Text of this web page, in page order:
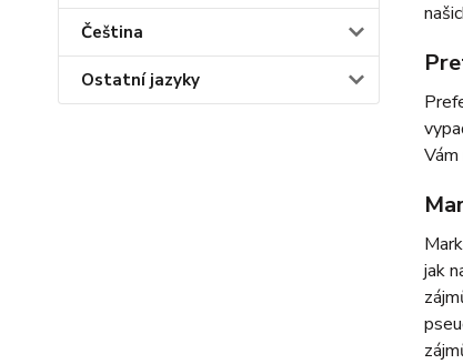
Čeština
Ostatní jazyky
jak